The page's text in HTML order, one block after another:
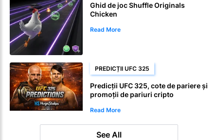
Ghid de joc Shuffle Originals
Chicken
Read More
PREDICȚII UFC 325
Predicții UFC 325, cote de pariere și
promoții de pariuri cripto
Read More
See All